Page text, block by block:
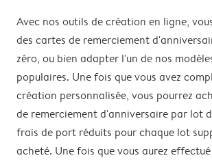
Avec nos outils de création en ligne,
des cartes de remerciement
zéro, ou bien adapter l'un de nos
populaires. Une fois que vous avez
création personnalisée, vous pourrez
de remerciement d'anniversaire par lot
frais de port réduits pour chaque lot
acheté. Une fois que vous aurez